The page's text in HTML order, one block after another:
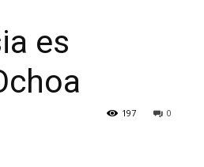
es
0
197